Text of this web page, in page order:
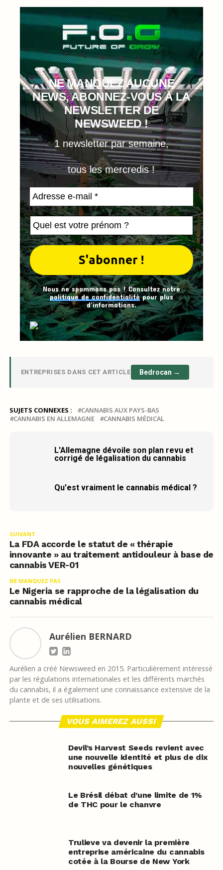
NE MANQUEZ AUCUNE
NEWS, ABONNEZ-VOUS À LA
NEWSLETTER DE
NEWSWEED !
1 newsletter par semaine,
tous les mercredis !
Nous ne spammons pas ! Consultez notre
politique de confidentialitépour plus
d’informations.
ENTREPRISES DANS CET ARTICLE Bedrocan →
SUJETS CONNEXES :
CANNABIS AUX PAYS-BAS
CANNABIS EN ALLEMAGNE
CANNABIS MÉDICAL
L'Allemagne dévoile son plan revu et
corrigé de légalisation du cannabis
Qu'est vraiment le cannabis médical ?
SUIVANT
La FDA accorde le statut de « thérapie
innovante » au traitement antidouleur à base de
cannabis VER-01
NE MANQUEZ PAS
Le Nigeria se rapproche de la légalisation du
cannabis médical
Aurélien BERNARD
Aurélien a créé Newsweed en 2015. Particulièrement intéressé
par les régulations internationales et les différents marchés
du cannabis, il a également une connaissance extensive de la
plante et de ses utilisations.
VOUS AIMEREZ AUSSI
Devil’s Harvest Seeds revient avec
une nouvelle identité et plus de dix
nouvelles génétiques
Le Brésil débat d’une limite de 1%
de THC pour le chanvre
Trulieve va devenir la première
entreprise américaine du cannabis
cotée à la Bourse de New York